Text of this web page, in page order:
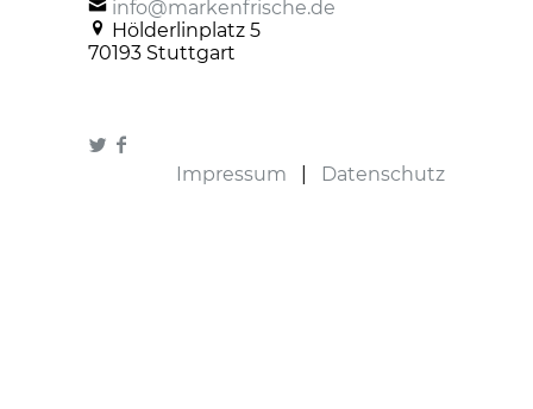
info@markenfrische.de
Hölderlinplatz 5
70193 Stuttgart
Impressum Datenschutz